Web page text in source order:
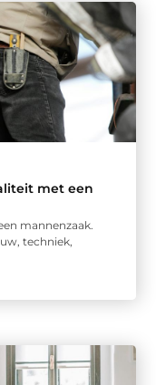
met een
mannenzaak.
techniek,